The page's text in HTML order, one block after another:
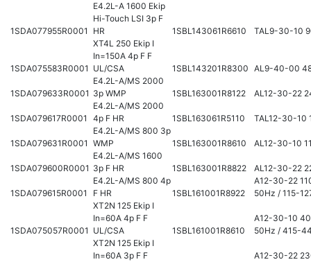
1SDA077955R0001
E4.2L-A 1600 Ekip
Hi-Touch LSI 3p F
HR
1SBL143061R6610 TAL9-30-10
1SDA075583R0001
XT4L 250 Ekip I
In=150A 4p F F
UL/CSA
1SBL143201R8300 AL9-40-00
1SDA079633R0001
E4.2L-A/MS 2000
3p WMP
1SBL163001R8122 AL12-30-22
1SDA079617R0001
E4.2L-A/MS 2000
4p F HR
1SBL163061R5110 TAL12-30-10
1SDA079631R0001
E4.2L-A/MS 800 3p
WMP
1SBL163001R8610 AL12-30-10
1SDA079600R0001
E4.2L-A/MS 1600
3p F HR
1SBL163001R8822 AL12-30-22
1SDA079615R0001
E4.2L-A/MS 800 4p
F HR
1SBL161001R8922
A12-30-22
50Hz / 115-
1SDA075057R0001
XT2N 125 Ekip I
In=60A 4p F F
UL/CSA
1SBL161001R8610
A12-30-10
50Hz / 415-
XT2N 125 Ekip I
In=60A 3p F F
A12-30-22